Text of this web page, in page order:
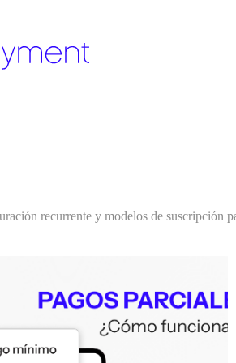
recurrente y modelos de suscripción